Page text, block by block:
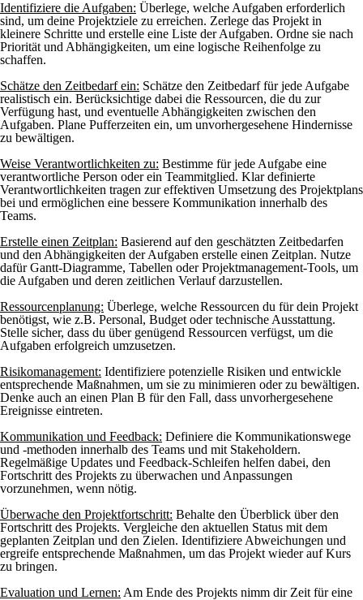
Identifiziere die Aufgaben: Überlege, welche Aufgaben erforderlich
sind, um deine Projektziele zu erreichen. Zerlege das Projekt in
kleinere Schritte und erstelle eine Liste der Aufgaben. Ordne sie nach
Priorität und Abhängigkeiten, um eine logische Reihenfolge zu
schaffen.
Schätze den Zeitbedarf ein: Schätze den Zeitbedarf für jede Aufgabe
realistisch ein. Berücksichtige dabei die Ressourcen, die du zur
Verfügung hast, und eventuelle Abhängigkeiten zwischen den
Aufgaben. Plane Pufferzeiten ein, um unvorhergesehene Hindernisse
zu bewältigen.
Weise Verantwortlichkeiten zu: Bestimme für jede Aufgabe eine
verantwortliche Person oder ein Teammitglied. Klar definierte
Verantwortlichkeiten tragen zur effektiven Umsetzung des Projektplans
bei und ermöglichen eine bessere Kommunikation innerhalb des
Teams.
Erstelle einen Zeitplan: Basierend auf den geschätzten Zeitbedarfen
und den Abhängigkeiten der Aufgaben erstelle einen Zeitplan. Nutze
dafür Gantt-Diagramme, Tabellen oder Projektmanagement-Tools, um
die Aufgaben und deren zeitlichen Verlauf darzustellen.
Ressourcenplanung: Überlege, welche Ressourcen du für dein Projekt
benötigst, wie z.B. Personal, Budget oder technische Ausstattung.
Stelle sicher, dass du über genügend Ressourcen verfügst, um die
Aufgaben erfolgreich umzusetzen.
Risikomanagement: Identifiziere potenzielle Risiken und entwickle
entsprechende Maßnahmen, um sie zu minimieren oder zu bewältigen.
Denke auch an einen Plan B für den Fall, dass unvorhergesehene
Ereignisse eintreten.
Kommunikation und Feedback: Definiere die Kommunikationswege
und -methoden innerhalb des Teams und mit Stakeholdern.
Regelmäßige Updates und Feedback-Schleifen helfen dabei, den
Fortschritt des Projekts zu überwachen und Anpassungen
vorzunehmen, wenn nötig.
Überwache den Projektfortschritt: Behalte den Überblick über den
Fortschritt des Projekts. Vergleiche den aktuellen Status mit dem
geplanten Zeitplan und den Zielen. Identifiziere Abweichungen und
ergreife entsprechende Maßnahmen, um das Projekt wieder auf Kurs
zu bringen.
Evaluation und Lernen: Am Ende des Projekts nimm dir Zeit für eine